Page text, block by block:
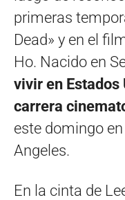
primeras
Dead» y en el
Ho. Nacido en
vivir en Estados
carrera
este domingo
Angeles.
En la cinta de